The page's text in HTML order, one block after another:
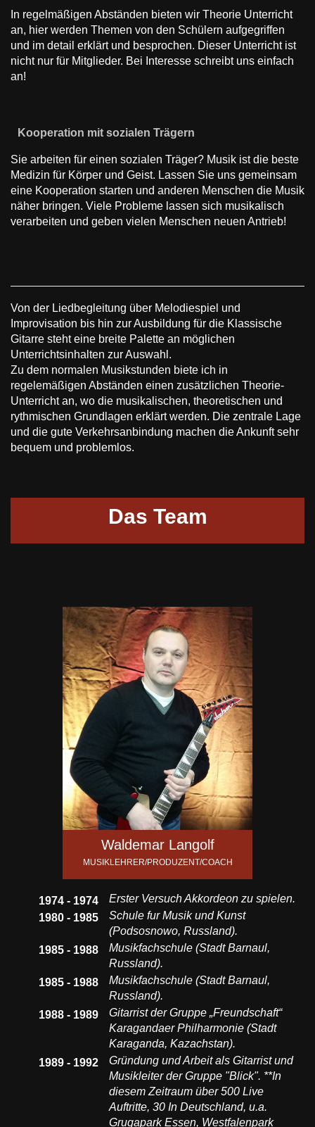
In regelmäßigen Abständen bieten wir Theorie Unterricht
an, hier werden Themen von den Schülern aufgegriffen
und im detail erklärt und besprochen. Dieser Unterricht ist
nicht nur für Mitglieder. Bei Interesse schreibt uns einfach
an!
Kooperation mit sozialen Trägern
Sie arbeiten für einen sozialen Träger? Musik ist die beste
Medizin für Körper und Geist. Lassen Sie uns gemeinsam
eine Kooperation starten und anderen Menschen die Musik
näher bringen. Viele Probleme lassen sich musikalisch
verarbeiten und geben vielen Menschen neuen Antrieb!
Von der Liedbegleitung über Melodiespiel und
Improvisation bis hin zur Ausbildung für die Klassische
Gitarre steht eine breite Palette an möglichen
Unterrichtsinhalten zur Auswahl.
Zu dem normalen Musikstunden biete ich in
regelemäßigen Abständen einen zusätzlichen Theorie-
Unterricht an, wo die musikalischen, theoretischen und
rythmischen Grundlagen erklärt werden. Die zentrale Lage
und die gute Verkehrsanbindung machen die Ankunft sehr
bequem und problemlos.
Das Team
Waldemar Langolf
MUSIKLEHRER/PRODUZENT/COACH
1974 - 1974
Erster Versuch Akkordeon zu spielen.
1980 - 1985
Schule fur Musik und Kunst
(Podsosnowo, Russland).
1985 - 1988
Musikfachschule (Stadt Barnaul,
Russland).
1985 - 1988
Musikfachschule (Stadt Barnaul,
Russland).
1988 - 1989
Gitarrist der Gruppe „Freundschaft“
Karagandaer Philharmonie (Stadt
Karaganda, Kazachstan).
1989 - 1992
Gründung und Arbeit als Gitarrist und
Musikleiter der Gruppe "Blick". **In
diesem Zeitraum über 500 Live
Auftritte, 30 In Deutschland, u.a.
Grugapark Essen, Westfalenpark